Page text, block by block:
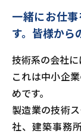
一緒にお仕
す。 皆様から
技術系の会社に
これは中小企
めです。
製造業の技術
社、建築事務